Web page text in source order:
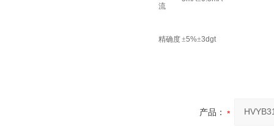
流
精确度±5%±3dgt
产品：